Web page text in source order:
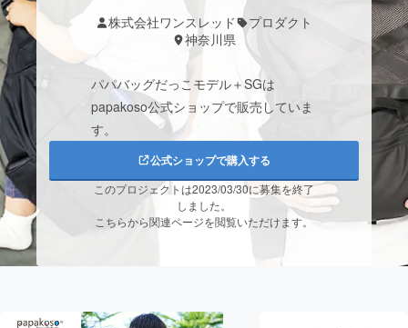
映像・映画 書籍・雑誌
ビジネス・起業 チャレンジ
まちづくり・地域活性化
CAMPFIRE for Social GoodCAMPFIRE Creation
CAMPFIREふるさと納税machi-ya コミュニティ
株式会社ワンスレッド
プロダクト
神奈川県
パパバッグだっこモデル＋SGは
papakoso公式ショップで販売していま
す。
公式ショップで購入する
このプロジェクトは2023/03/30に募集を終了
しました。
こちらから関連ページを閲覧いただけます。